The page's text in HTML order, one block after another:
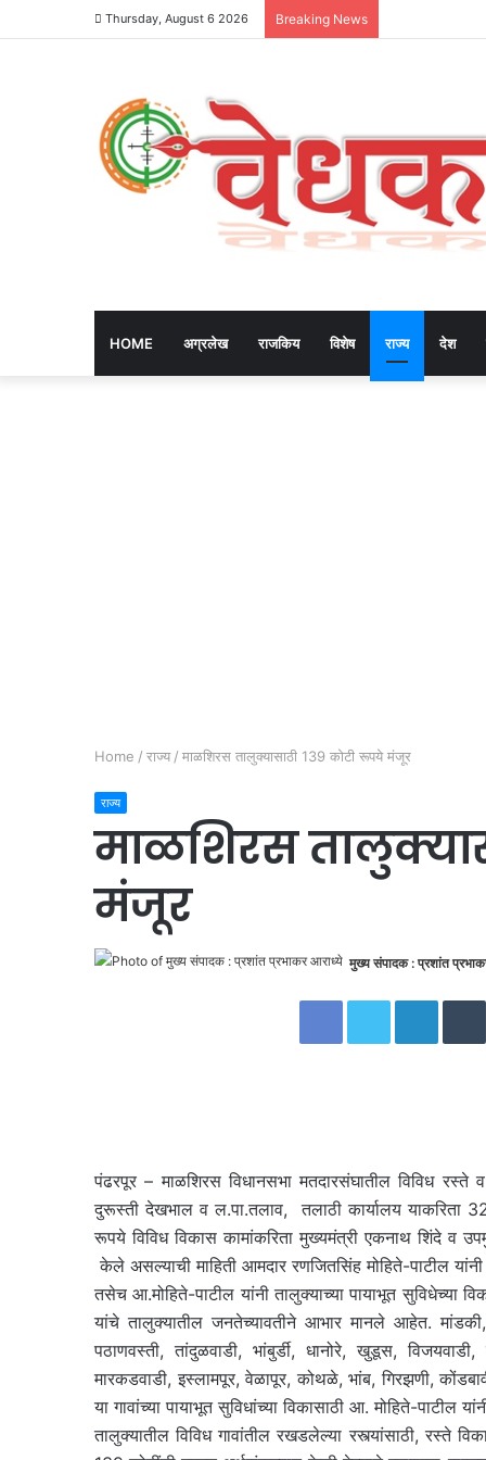
Thursday, August 6 2026 Breaking News
HOME अग्रलेख राजकिय विशेष राज्य देश
Home / राज्य / माळशिरस तालुक्यासाठी 139 कोटी रूपये मंजूर
राज्य
माळशिरस
मंजूर
मुख्य संपादक : प्रशांत
FacebookTwitter
पंढरपूर – माळशिरस विधानसभा मतदारसंघातील विविध
दुरूस्ती देखभाल व ल.पा.तलाव, तलाठी कार्यालय
रूपये विविध विकास कामांकरिता मुख्यमंत्री एकनाथ शिंदे व
केले असल्याची माहिती आमदार रणजितसिंह मोहिते-पाटील यांनी
तसेच आ.मोहिते-पाटील यांनी तालुक्याच्या पायाभूत सुविधेच्या
यांचे तालुक्यातील जनतेच्यावतीने आभार मानले आहेत.
पठाणवस्ती, तांदुळवाडी, भांबुर्डी, धानोरे, खुडूस,
मारकडवाडी, इस्लामपूर, वेळापूर, कोथळे, भांब, गिरझणी,
या गावांच्या पायाभूत सुविधांच्या विकासाठी आ. मोहिते-पाटील
तालुक्यातील विविध गावांतील रखडलेल्या रस्त्यांसाठी, रस्ते